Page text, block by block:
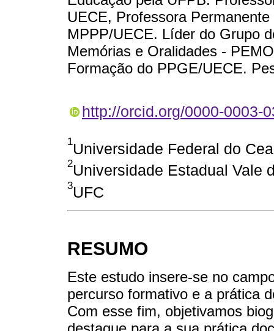
UECE, Professora
MPPP/UECE. Líder do Grupo
Memórias e Oralidades -
Formação do PPGE/UECE.
http://orcid.org/0000-0003-
1Universidade Federal do
2Universidade Estadual Vale
3UFC
RESUMO
Este estudo insere-se no
percurso formativo e a prática
Com esse fim, objetivamos